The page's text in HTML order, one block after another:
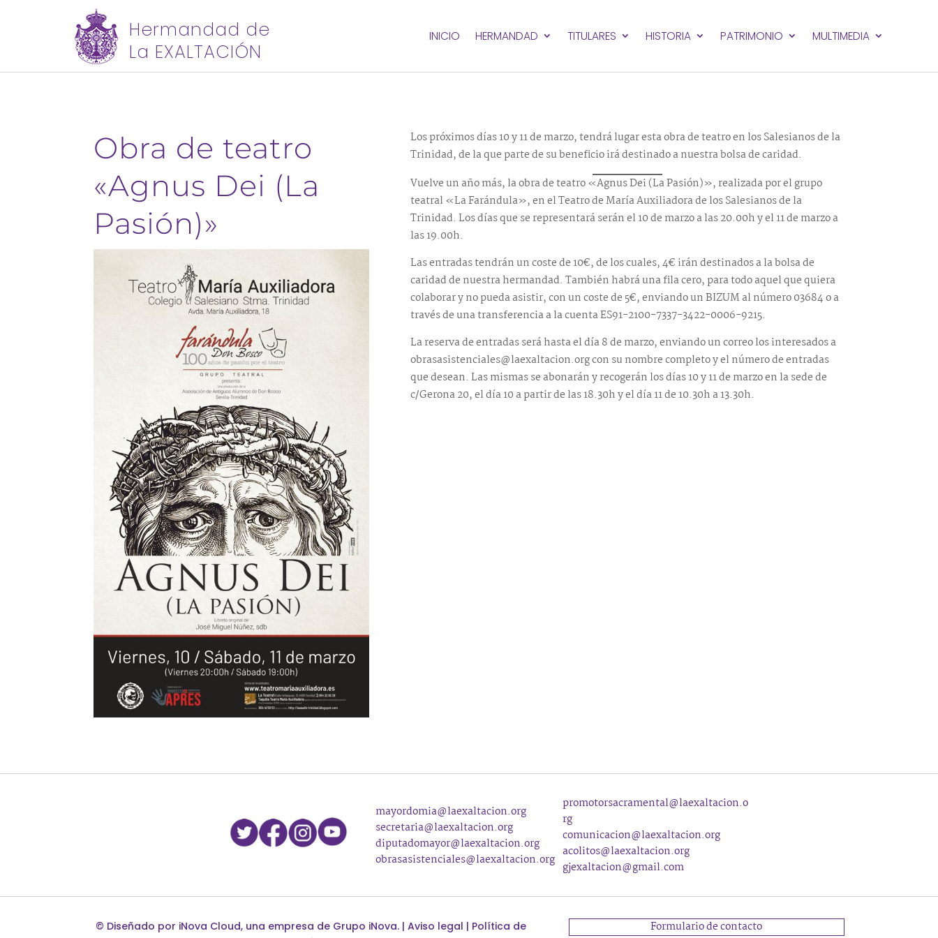
Hermandad de
La EXALTACIÓN
INICIO HERMANDAD TITULARES HISTORIA PATRIMONIO MULTIMEDIA
Obra de teatro
«Agnus Dei (La
Pasión)»
Los próximos días 10 y 11 de marzo, tendrá lugar esta obra de teatro en los Salesianos de la
Trinidad, de la que parte de su beneficio irá destinado a nuestra bolsa de caridad.
Vuelve un año más, la obra de teatro «Agnus Dei (La Pasión)», realizada por el grupo
teatral «La Farándula», en el Teatro de María Auxiliadora de los Salesianos de la
Trinidad. Los días que se representará serán el 10 de marzo a las 20.00h y el 11 de marzo a
las 19.00h.
Las entradas tendrán un coste de 10€, de los cuales, 4€ irán destinados a la bolsa de
caridad de nuestra hermandad. También habrá una fila cero, para todo aquel que quiera
colaborar y no pueda asistir, con un coste de 5€, enviando un BIZUM al número 03684 o a
través de una transferencia a la cuenta ES91-2100-7337-3422-0006-9215.
La reserva de entradas será hasta el día 8 de marzo, enviando un correo los interesados a
obrasasistenciales@laexaltacion.org con su nombre completo y el número de entradas
que desean. Las mismas se abonarán y recogerán los días 10 y 11 de marzo en la sede de
c/Gerona 20, el día 10 a partir de las 18.30h y el día 11 de 10.30h a 13.30h.
mayordomia@laexaltacion.org
secretaria@laexaltacion.org
diputadomayor@laexaltacion.org
obrasasistenciales@laexaltacion.org
promotorsacramental@laexaltacion.o
rg
comunicacion@laexaltacion.org
acolitos@laexaltacion.org
gjexaltacion@gmail.com
© Diseñado por iNova Cloud, una empresa de Grupo iNova. | Aviso legal | Política de
Formulario de contacto